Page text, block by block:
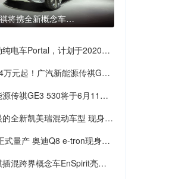
将携全新概念车
亮相北美车展
纯电车Portal，计划于2020年
万元起！广汽新能源传祺GE3
售
源传祺GE3 530将于6月11日
全新凯美瑞混动车型 现身北
式量产 奥迪Q8 e-tron现身北
插混跨界概念车EnSpirit亮相